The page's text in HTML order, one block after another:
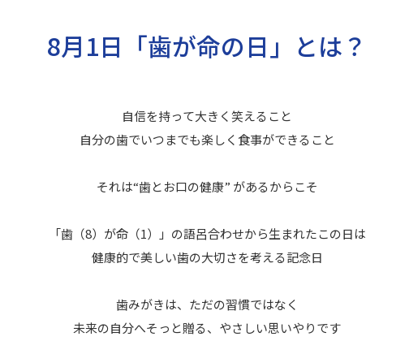
8月1日 「歯が命の日」とは？
自信を持って大きく笑えること
自分の歯でいつまでも楽しく食事ができること
それは“歯とお口の健康” があるからこそ
「歯（8）が命（1）」の語呂合わせから生まれたこの日は
健康的で美しい歯の大切さを考える記念日
歯みがきは、ただの習慣ではなく
未来の自分へそっと贈る、 やさしい思いやりです